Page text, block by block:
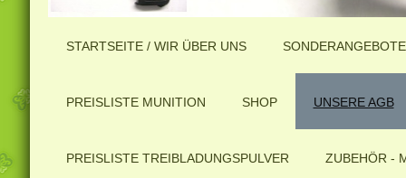
STARTSEITE / WIR ÜBER UNS SONDERANGEBOTE
PREISLISTE MUNITION SHOP UNSERE AGB
PREISLISTE TREIBLADUNGSPULVER ZUBEHÖR -